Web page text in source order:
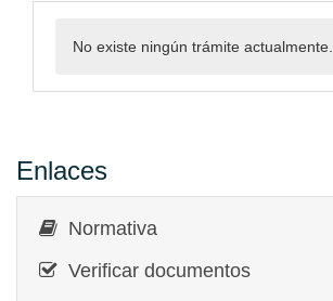
No existe ningún trámite actualmente.
Enlaces
Normativa
Verificar documentos